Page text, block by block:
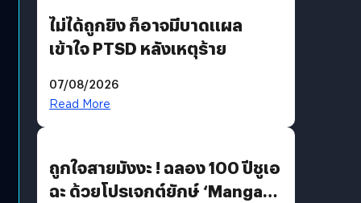
ไม่ได้ถูกยิง ก็อาจมีบาดแผล
เข้าใจ PTSD หลังเหตุร้าย
07/08/2026
Read More
ถูกใจสายมังงะ ! ฉลอง 100 ปีชูเอ
ฉะ ด้วยโปรเจกต์ยักษ์ ‘Manga